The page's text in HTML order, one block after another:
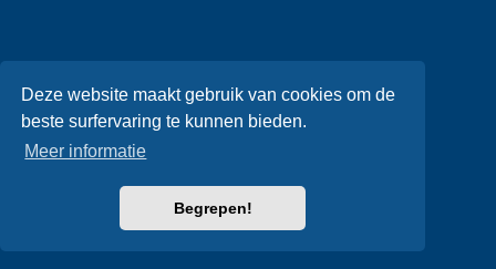
Deze website maakt gebruik van cookies om de
beste surfervaring te kunnen bieden.
Meer informatie
Begrepen!